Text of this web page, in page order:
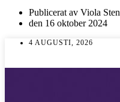
Publicerat av Viola Sten
den 16 oktober 2024
4 AUGUSTI, 2026